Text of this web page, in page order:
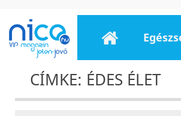
CÍMKE: ÉDES ÉLET